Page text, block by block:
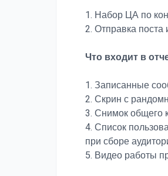
1. Набор ЦА по
2. Отправка поста
Что входит в
1. Записанные
2. Скрин с
3. Снимок общего
4. Список
при сборе
5. Видео работы